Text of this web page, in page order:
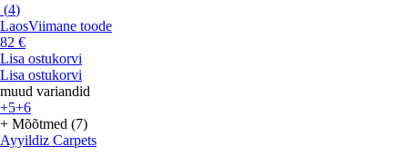
(4)
LaosViimane toode
82 €
Lisa ostukorvi
Lisa ostukorvi
muud variandid
+5+6
+ Mõõtmed (7)
Ayyildiz Carpets